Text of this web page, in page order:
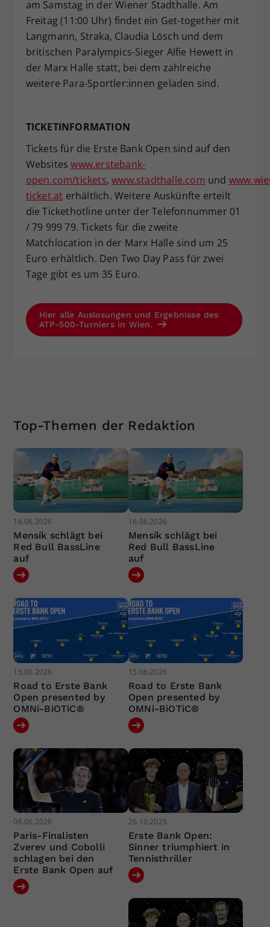
am Samstag in der Wiener Stadthalle. Am
Freitag (11:00 Uhr) findet ein Get-together mit
Langmann, Straka, Claudia Lösch und dem
britischen Paralympics-Sieger Alfie Hewett in
der Marx Halle statt, bei dem zahlreiche
weitere Para-Sportler:innen geladen sind.
TICKETINFORMATION
Tickets für die Erste Bank Open sind auf den
Websiteswww.erstebank-
open.com/tickets,www.stadthalle.com und
ticket.at erhältlich. Weitere Auskünfte erteilt
die Tickethotline unter der Telefonnummer 01
/ 79 999 79. Tickets für die zweite
Matchlocation in der Marx Halle sind um 25
Euro erhältlich. Den Two Day Pass für zwei
Tage gibt es um 35 Euro.
Hier alle Auslosungen und Ergebnisse des
ATP-500-Turniers in Wien.
Top-Themen der Redaktion
16.06.2026
Mensík schlägt bei
Red Bull BassLine
auf
16.06.2026
Mensík schlägt bei
Red Bull BassLine
auf
15.06.2026
Road to Erste Bank
Open presented by
OMNi-BiOTiC®
15.06.2026
Road to Erste Bank
Open presented by
OMNi-BiOTiC®
06.06.2026
Paris-Finalisten
Zverev und Cobolli
schlagen bei den
Erste Bank Open auf
26.10.2025
Erste Bank Open:
Sinner triumphiert in
Tennisthriller